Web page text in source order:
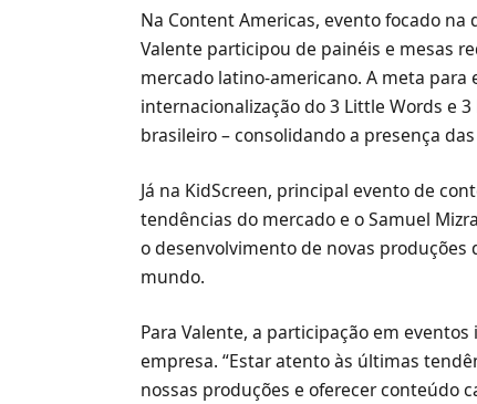
Na Content Americas, evento focado
Valente participou de painéis e mesas
mercado latino-americano. A meta
internacionalização do 3 Little Words e
brasileiro – consolidando a presença
Já na KidScreen, principal evento de
tendências do mercado e o Samuel
o desenvolvimento de novas
mundo.
Para Valente, a participação em
empresa. “Estar atento às últimas
nossas produções e oferecer conteúdo